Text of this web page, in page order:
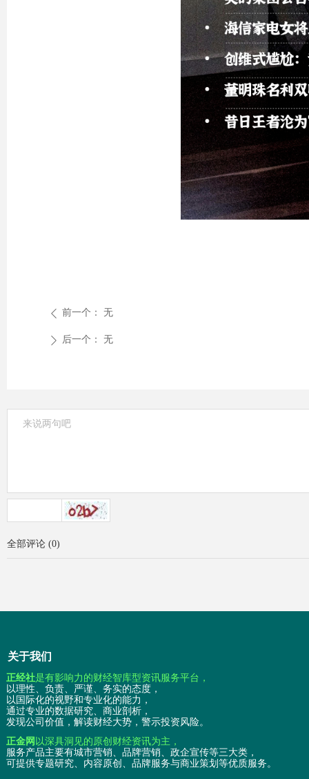
ꄴ 前一个： 无
ꄲ 后一个： 无
全部评论 (0)
关于我们
正经社是有影响力的财经智库型资讯服务平台，
以理性、负责、严谨、务实的态度，
以国际化的视野和专业化的能力，
通过专业的数据研究、商业剖析，
发现公司价值，解读财经大势，警示投资风险。
正金网以深具洞见的原创财经资讯为主，
服务产品主要有城市营销、品牌营销、政企宣传等三大类，
可提供专题研究、内容原创、品牌服务与商业策划等优质服务。